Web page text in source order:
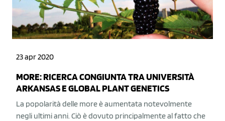
23 apr 2020
MORE: RICERCA CONGIUNTA TRA UNIVERSITÀ
ARKANSAS E GLOBAL PLANT GENETICS
La popolarità delle more è aumentata notevolmente
negli ultimi anni. Ciò è dovuto principalmente al fatto che